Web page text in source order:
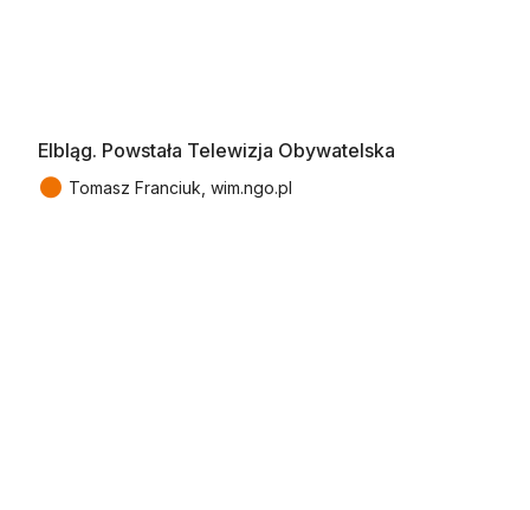
Elbląg. Powstała Telewizja Obywatelska
● Tomasz Franciuk, wim.ngo.pl